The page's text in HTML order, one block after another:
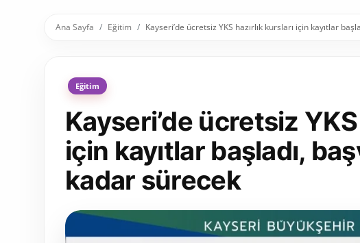
Ana Sayfa Eğitim Kayseri’de ücretsiz YKS hazırlık kursları için kayıtlar
Eğitim
Kayseri’de ücretsiz YKS
için kayıtlar başladı,
kadar sürecek